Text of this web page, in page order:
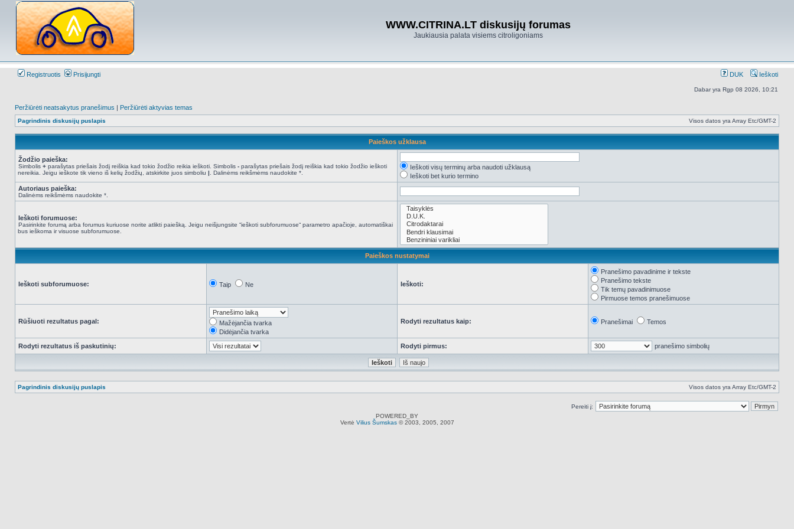
WWW.CITRINA.LT diskusijų forumas
Jaukiausia palata visiems citroligoniams
Registruotis Prisijungti DUK Ieškoti
Dabar yra Rgp 08 2026, 10:21
Peržiūrėti neatsakytus pranešimus | Peržiūrėti aktyvias temas
Pagrindinis diskusijų puslapis Visos datos yra Array Etc/GMT-2
Paieškos užklausa
Žodžio paieška:
Simbolis + parašytas priešais žodį reiškia kad tokio žodžio reikia ieškoti. Simbolis - parašytas priešais žodį reiškia kad tokio žodžio ieškoti
nereikia. Jeigu ieškote tik vieno iš kelių žodžių, atskirkite juos simboliu | . Dalinėms reikšmėms naudokite *.
Ieškoti visų terminų arba naudoti užklausą
Ieškoti bet kurio termino
Autoriaus paieška:
Dalinėms reikšmėms naudokite *.
Ieškoti forumuose:
Pasirinkite forumą arba forumus kuriuose norite atlikti paiešką. Jeigu neišjungsite “ieškoti subforumuose“ parametro apačioje, automatiškai
bus ieškoma ir visuose subforumuose.
Paieškos nustatymai
Ieškoti subforumuose: Taip Ne Ieškoti:
Pranešimo pavadinime ir tekste
Pranešimo tekste
Tik temų pavadinimuose
Pirmuose temos pranešimuose
Rūšiuoti rezultatus pagal:
Mažėjančia tvarka
Didėjančia tvarka
Rodyti rezultatus kaip: Pranešimai Temos
Rodyti rezultatus iš paskutinių: Rodyti pirmus: pranešimo simbolių
Pagrindinis diskusijų puslapis Visos datos yra Array Etc/GMT-2
Pereiti į:
POWERED_BY
Vertė Vilius Šumskas© 2003, 2005, 2007